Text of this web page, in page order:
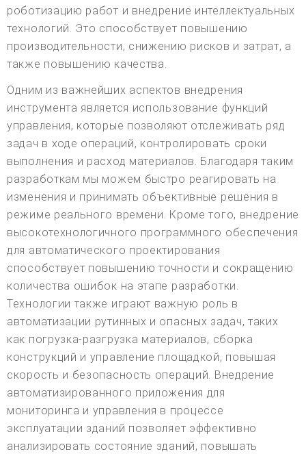
роботизацию работ и внедрение интеллектуальных
технологий. Это способствует повышению
производительности, снижению рисков и затрат, а
также повышению качества.
Одним из важнейших аспектов внедрения
инструмента является использование функций
управления, которые позволяют отслеживать ряд
задач в ходе операций, контролировать сроки
выполнения и расход материалов. Благодаря таким
разработкам мы можем быстро реагировать на
изменения и принимать объективные решения в
режиме реального времени. Кроме того, внедрение
высокотехнологичного программного обеспечения
для автоматического проектирования
способствует повышению точности и сокращению
количества ошибок на этапе разработки.
Технологии также играют важную роль в
автоматизации рутинных и опасных задач, таких
как погрузка-разгрузка материалов, сборка
конструкций и управление площадкой, повышая
скорость и безопасность операций. Внедрение
автоматизированного приложения для
мониторинга и управления в процессе
эксплуатации зданий позволяет эффективно
анализировать состояние зданий, повышать